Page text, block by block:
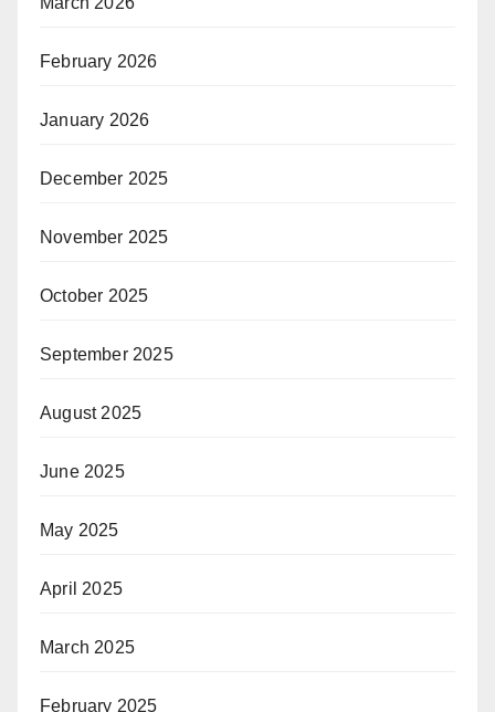
February 2026
January 2026
December 2025
November 2025
October 2025
September 2025
August 2025
June 2025
May 2025
April 2025
March 2025
February 2025